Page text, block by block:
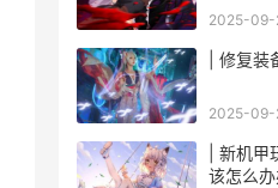
怕
2025-09-
| 修复
2025-09-
| 新机
该怎么